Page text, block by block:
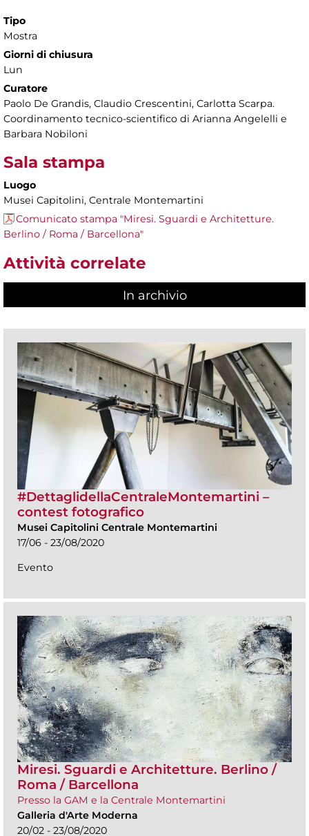
Tipo
Mostra
Giorni di chiusura
Lun
Curatore
Paolo De Grandis, Claudio Crescentini, Carlotta Scarpa.
Coordinamento tecnico-scientifico di Arianna Angelelli e
Barbara Nobiloni
Sala stampa
Luogo
Musei Capitolini, Centrale Montemartini
Comunicato stampa "Miresi. Sguardi e Architetture.
Berlino / Roma / Barcellona"
Attività correlate
In archivio
#DettaglidellaCentraleMontemartini –
contest fotografico
Musei Capitolini Centrale Montemartini
17/06 - 23/08/2020
Evento
Miresi. Sguardi e Architetture. Berlino /
Roma / Barcellona
Presso la GAM e la Centrale Montemartini
Galleria d'Arte Moderna
20/02 - 23/08/2020